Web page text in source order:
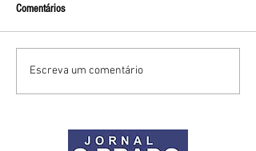
Comentários
Escreva um comentário